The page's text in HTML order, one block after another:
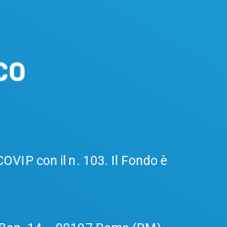
con il n. 103. Il Fondo è